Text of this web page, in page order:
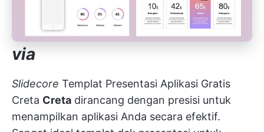
via
Slidecore Templat Presentasi Aplikasi Gratis
Creta Creta dirancang dengan presisi untuk
menampilkan aplikasi Anda secara efektif.